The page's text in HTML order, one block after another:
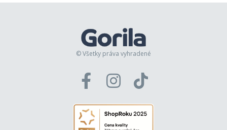
© Všetky práva vyhradené